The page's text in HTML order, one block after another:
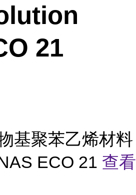
21
基聚苯乙烯材料
ECO 21 查看